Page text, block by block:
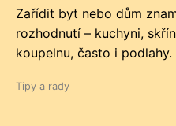
Zařídit byt nebo dům
rozhodnutí – kuchyni,
koupelnu, často i podlahy.
Tipy a rady